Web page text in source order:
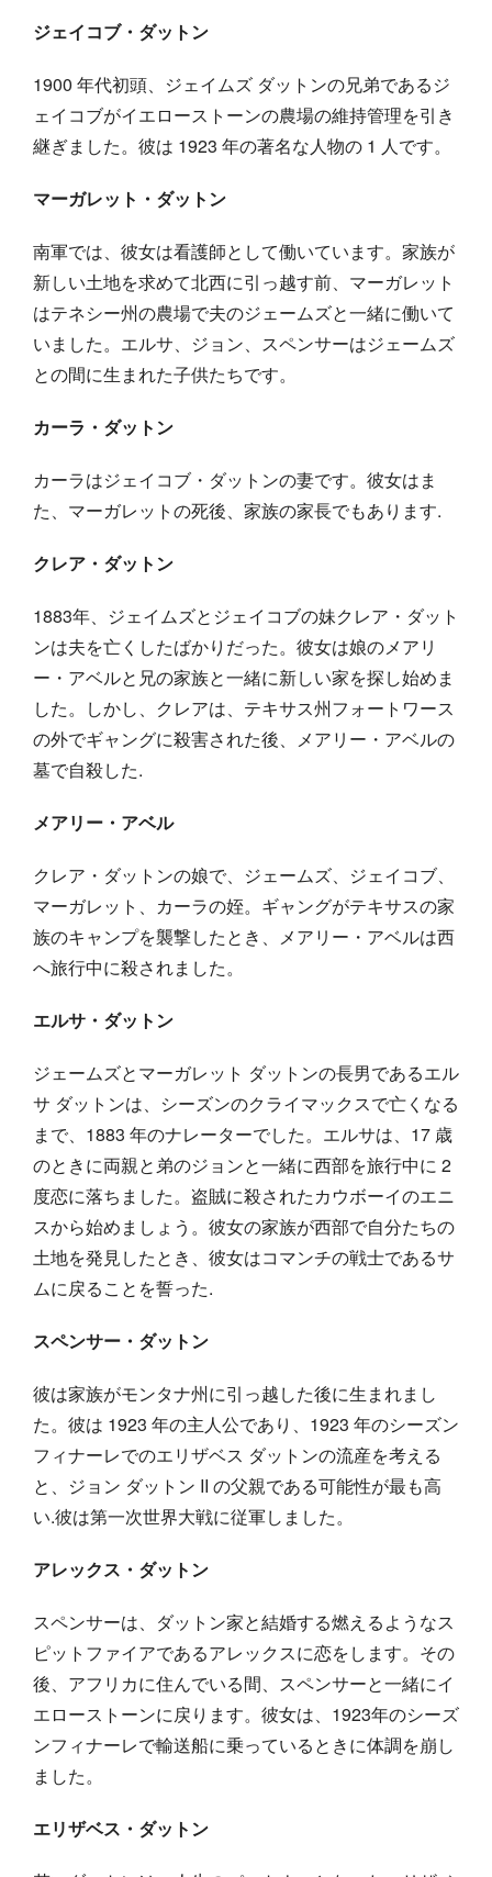
ジェイコブ・ダットン
1900 年代初頭、ジェイムズ ダットンの兄弟であるジ
ェイコブがイエローストーンの農場の維持管理を引き
継ぎました。彼は 1923 年の著名な人物の 1 人です。
マーガレット・ダットン
南軍では、彼女は看護師として働いています。家族が
新しい土地を求めて北西に引っ越す前、マーガレット
はテネシー州の農場で夫のジェームズと一緒に働いて
いました。エルサ、ジョン、スペンサーはジェームズ
との間に生まれた子供たちです。
カーラ・ダットン
カーラはジェイコブ・ダットンの妻です。彼女はま
た、マーガレットの死後、家族の家長でもあります.
クレア・ダットン
1883年、ジェイムズとジェイコブの妹クレア・ダット
ンは夫を亡くしたばかりだった。彼女は娘のメアリ
ー・アベルと兄の家族と一緒に新しい家を探し始めま
した。しかし、クレアは、テキサス州フォートワース
の外でギャングに殺害された後、メアリー・アベルの
墓で自殺した.
メアリー・アベル
クレア・ダットンの娘で、ジェームズ、ジェイコブ、
マーガレット、カーラの姪。ギャングがテキサスの家
族のキャンプを襲撃したとき、メアリー・アベルは西
へ旅行中に殺されました。
エルサ・ダットン
ジェームズとマーガレット ダットンの長男であるエル
サ ダットンは、シーズンのクライマックスで亡くなる
まで、1883 年のナレーターでした。エルサは、17 歳
のときに両親と弟のジョンと一緒に西部を旅行中に 2
度恋に落ちました。盗賊に殺されたカウボーイのエニ
スから始めましょう。彼女の家族が西部で自分たちの
土地を発見したとき、彼女はコマンチの戦士であるサ
ムに戻ることを誓った.
スペンサー・ダットン
彼は家族がモンタナ州に引っ越した後に生まれまし
た。彼は 1923 年の主人公であり、1923 年のシーズン
フィナーレでのエリザベス ダットンの流産を考える
と、ジョン ダットン II の父親である可能性が最も高
い.彼は第一次世界大戦に従軍しました。
アレックス・ダットン
スペンサーは、ダットン家と結婚する燃えるようなス
ピットファイアであるアレックスに恋をします。その
後、アフリカに住んでいる間、スペンサーと一緒にイ
エローストーンに戻ります。彼女は、1923年のシーズ
ンフィナーレで輸送船に乗っているときに体調を崩し
ました。
エリザベス・ダットン